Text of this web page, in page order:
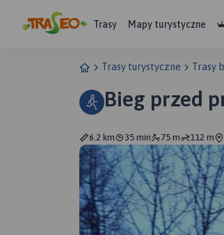
Trasy Mapy turystyczne
Trasy turystyczne Trasy
Bieg przed
6.2 km 35 min 75 m 112 m